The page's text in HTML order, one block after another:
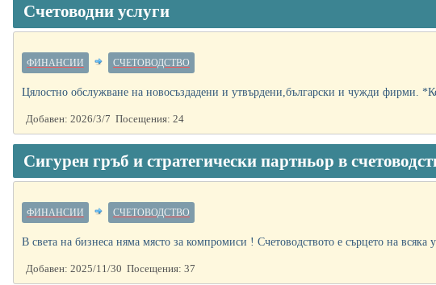
Счетоводни услуги
ФИНАНСИИ СЧЕТОВОДСТВО
Цялостно обслужване на новосъздадени и утвърдени,български и чужди фирми.
Добавен: 2026/3/7 Посещения: 24
Сигурен гръб и стратегически партньор в
ФИНАНСИИ СЧЕТОВОДСТВО
В света на бизнеса няма място за компромиси ! Счетоводството е сърцето на
Добавен: 2025/11/30 Посещения: 37